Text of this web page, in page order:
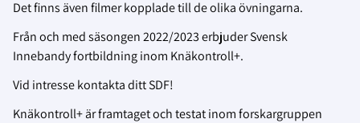
Det finns även filmer kopplade till de olika övningarna.
Från och med säsongen 2022/2023 erbjuder Svensk
Innebandy fortbildning inom Knäkontroll+.
Vid intresse kontakta ditt SDF!
Knäkontroll+ är framtaget och testat inom forskargruppen